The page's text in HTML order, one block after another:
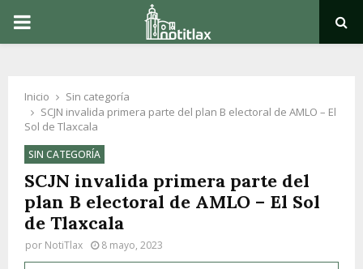
PRIMARY
Inicio
Sin categoría
SCJN invalida primera parte del plan B electoral de AMLO – El
Sol de Tlaxcala
SIN CATEGORÍA
SCJN invalida primera parte del
plan B electoral de AMLO – El Sol
de Tlaxcala
por NotiTlax 8 mayo, 2023